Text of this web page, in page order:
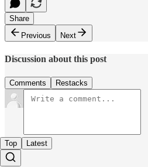
Share
Previous
Next
Discussion about this post
Comments Restacks
Top Latest